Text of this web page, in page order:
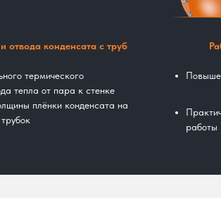
отвода конденсата с труб
термического
тепла от пара к стенке
плёнки конденсата на
работы